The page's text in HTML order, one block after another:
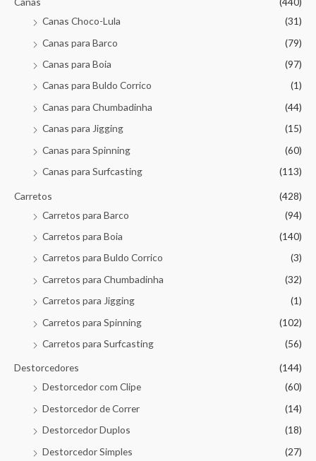
Canas Choco-Lula
(31)
Canas para Barco
(79)
Canas para Boia
(97)
Canas para Buldo Corrico
(1)
Canas para Chumbadinha
(44)
Canas para Jigging
(15)
Canas para Spinning
(60)
Canas para Surfcasting
(113)
Carretos
(428)
Carretos para Barco
(94)
Carretos para Boia
(140)
Carretos para Buldo Corrico
(3)
Carretos para Chumbadinha
(32)
Carretos para Jigging
(1)
Carretos para Spinning
(102)
Carretos para Surfcasting
(56)
Destorcedores
(144)
Destorcedor com Clipe
(60)
Destorcedor de Correr
(14)
Destorcedor Duplos
(18)
Destorcedor Simples
(27)